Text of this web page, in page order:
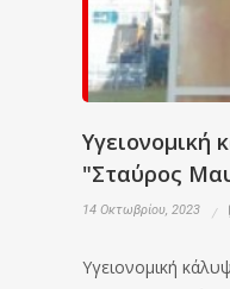
Υγειονομική
"Σταύρος
14 Οκτωβρίου, 2023
Υγειονομική